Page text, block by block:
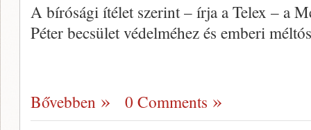
A bírósági ítélet szerint – írja a Telex – a
Péter becsület védelméhez és emberi
Bővebben 0 Comments